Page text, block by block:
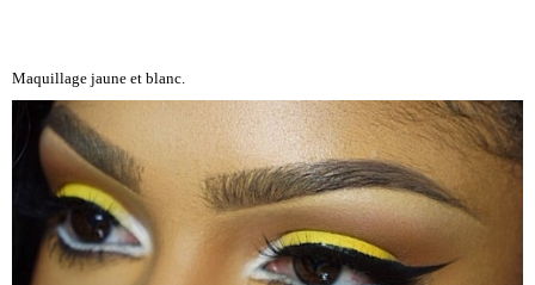
Maquillage jaune et blanc.